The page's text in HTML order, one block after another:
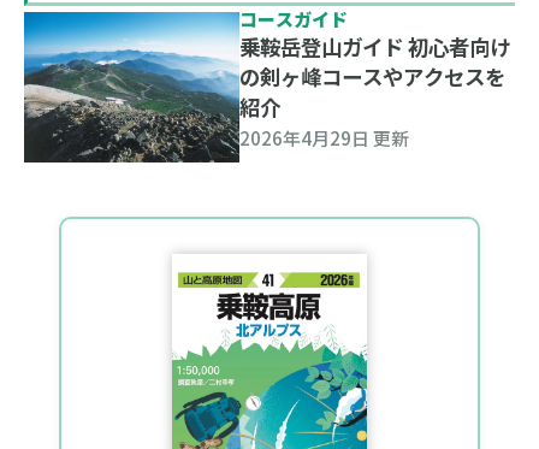
コースガイド
乗鞍岳登山ガイド 初心者向け
の剣ヶ峰コースやアクセスを
紹介
2026年4月29日 更新